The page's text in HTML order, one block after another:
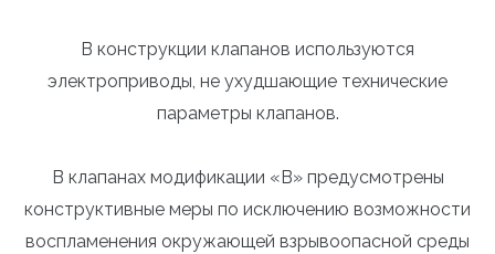
В конструкции клапанов используются
электроприводы, не ухудшающие технические
параметры клапанов.
В клапанах модификации «В» предусмотрены
конструктивные меры по исключению возможности
воспламенения окружающей взрывоопасной среды